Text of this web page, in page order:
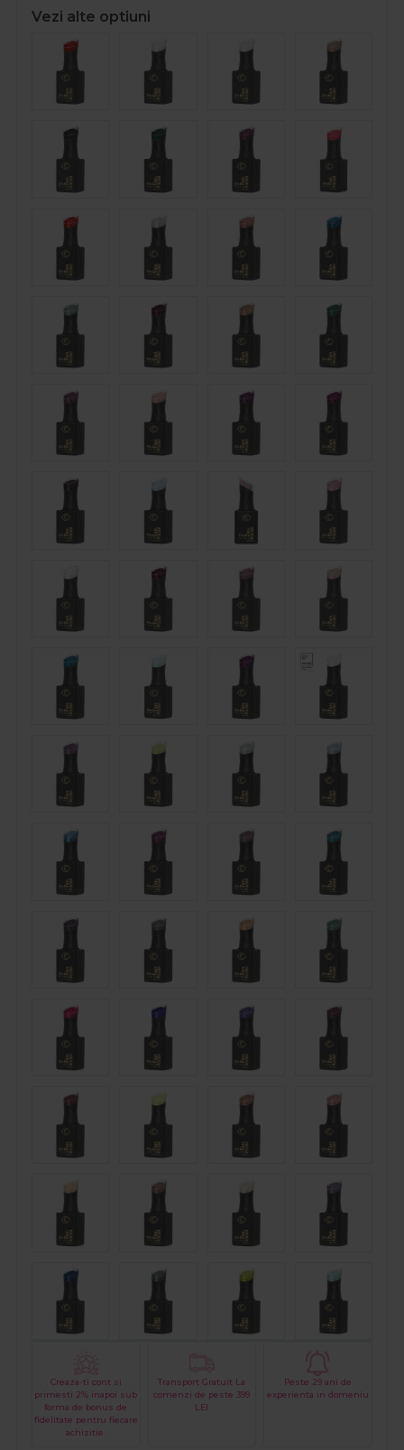
Vezi alte optiuni
Creaza-ti cont si
primesti 2% inapoi sub
forma de bonus de
fidelitate pentru fiecare
achizitie.
Transport Gratuit La
comenzi de peste 399
LEI
Peste 29 ani de
experienta in domeniu